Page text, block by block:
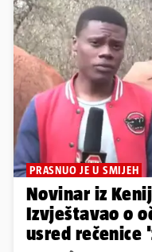
PRASNUO JE U SMIJEH
Novinar iz
Izvještavao o
usred rečenice